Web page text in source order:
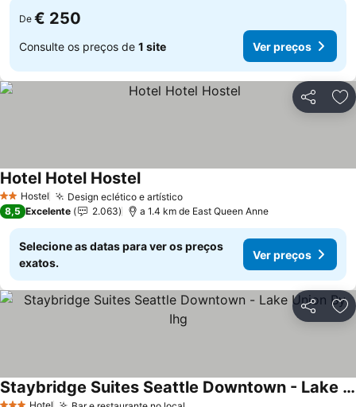
De € 250
Consulte os preços de 1 site Ver preços
Partilhar
2 Estrelas
Hostel Design eclético e artístico
Hotel Hotel Hostel
8,5 Excelente 2.063 a 1.4 km de East Queen Anne
Selecione as datas para ver os preços
exatos.
Ver preços
Partilhar
Hotel
Staybridge Suites Seattle Downtown - Lake Union By Ihg